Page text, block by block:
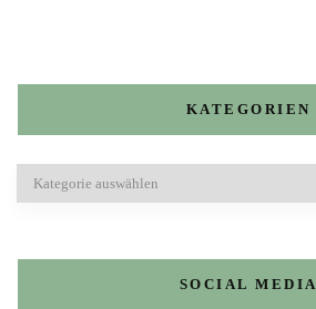
KATEGORIEN
SOCIAL MEDIA